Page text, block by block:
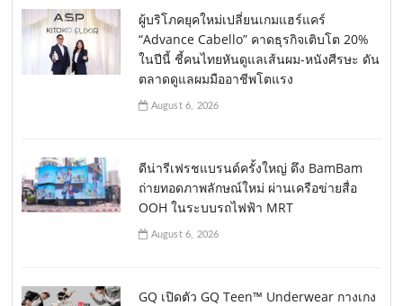
ผู้บริโภคยุคใหม่เปลี่ยนเกมแฮร์แคร์
“Advance Cabello” คาดธุรกิจเติบโต 20%
ในปีนี้ ชี้คนไทยหันดูแลเส้นผม-หนังศีรษะ ดัน
ตลาดดูแลผมมืออาชีพโตแรง
August 6, 2026
ดีน่ารีเฟรชแบรนด์ครั้งใหญ่ ดึง BamBam
ถ่ายทอดภาพลักษณ์ใหม่ ผ่านเครือข่ายสื่อ
OOH ในระบบรถไฟฟ้า MRT
August 6, 2026
GQ เปิดตัว GQ Teen™ Underwear กางเกง